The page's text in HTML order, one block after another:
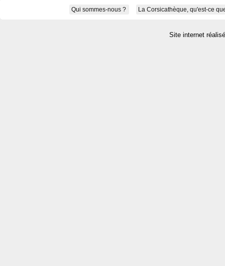
Qui sommes-nous ? La Corsicathèque, qu'est-ce
Site internet